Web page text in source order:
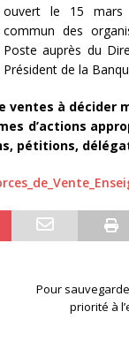
Chronoscope
ouvert le 15 mars
commun des
Poste auprès du
Président de la
ventes à décider
d’actions
pétitions,
Pour
priorité à